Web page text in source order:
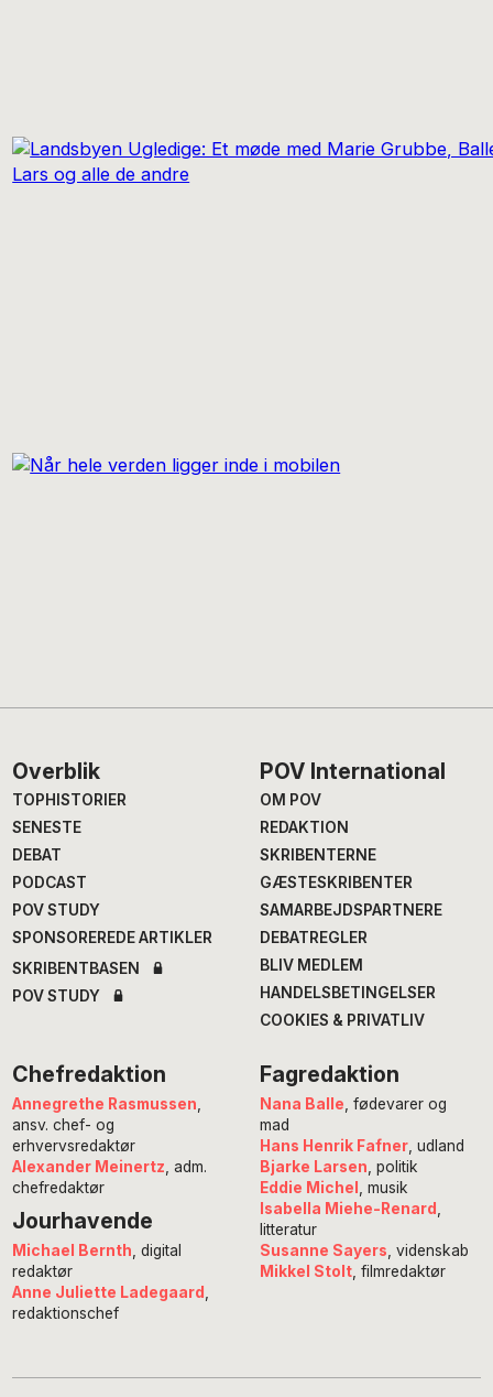
Footer
Overblik
TOPHISTORIER
SENESTE
DEBAT
PODCAST
POV STUDY
SPONSOREREDE ARTIKLER
SKRIBENTBASEN
POV STUDY
POV International
OM POV
REDAKTION
SKRIBENTERNE
GÆSTESKRIBENTER
SAMARBEJDSPARTNERE
DEBATREGLER
BLIV MEDLEM
HANDELSBETINGELSER
COOKIES & PRIVATLIV
Chefredaktion
Annegrethe Rasmussen
ansv. chef- og
erhvervsredaktør
Alexander Meinertz , adm.
chefredaktør
Jourhavende
Michael Bernth, digital
redaktør
Anne Juliette Ladegaard ,
redaktionschef
Fagredaktion
Nana Balle , fødevarer og
mad
Hans Henrik Fafner, udland
Bjarke Larsen , politik
Eddie Michel , musik
Isabella Miehe-Renard
litteratur
Susanne Sayers , videnskab
Mikkel Stolt, filmredaktør